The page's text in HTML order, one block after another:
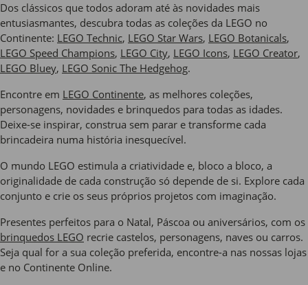
Dos clássicos que todos adoram até às novidades mais
entusiasmantes, descubra todas as coleções da LEGO no
Continente: LEGO Technic, LEGO Star Wars, LEGO Botanicals,
LEGO Speed Champions, LEGO City, LEGO Icons, LEGO Creator,
LEGO Bluey, LEGO Sonic The Hedgehog.
Encontre em LEGO Continente, as melhores coleções,
personagens, novidades e brinquedos para todas as idades.
Deixe-se inspirar, construa sem parar e transforme cada
brincadeira numa história inesquecível.
O mundo LEGO estimula a criatividade e, bloco a bloco, a
originalidade de cada construção só depende de si. Explore cada
conjunto e crie os seus próprios projetos com imaginação.
Presentes perfeitos para o Natal, Páscoa ou aniversários, com os
brinquedos LEGO recrie castelos, personagens, naves ou carros.
Seja qual for a sua coleção preferida, encontre-a nas nossas lojas
e no Continente Online.